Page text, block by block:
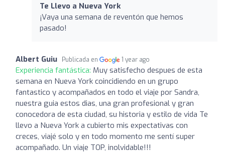
Te Llevo a Nueva York
¡Vaya una semana de reventón que hemos
pasado!
Albert Guiu Publicada en 1 year ago
Experiencia fantástica: Muy satisfecho despues de esta
semana en Nueva York coincidiendo en un grupo
fantastico y acompañados en todo el viaje por Sandra,
nuestra guia estos dias, una gran profesional y gran
conocedora de esta ciudad, su historia y estilo de vida Te
llevo a Nueva York a cubierto mis expectativas con
creces, viajé solo y en todo momento me sentí super
acompañado. Un viaje TOP, inolvidable!!!